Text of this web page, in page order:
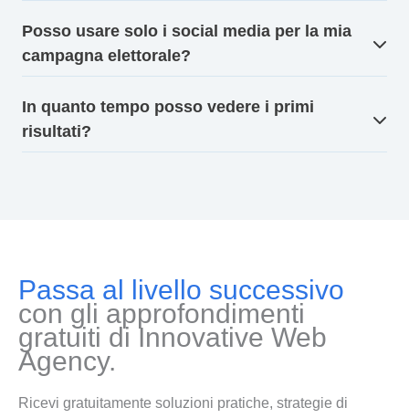
Posso usare solo i social media per la mia
campagna elettorale?
In quanto tempo posso vedere i primi
risultati?
Passa al livello successivo
con gli approfondimenti
gratuiti di Innovative Web
Agency.
Ricevi gratuitamente soluzioni pratiche, strategie di